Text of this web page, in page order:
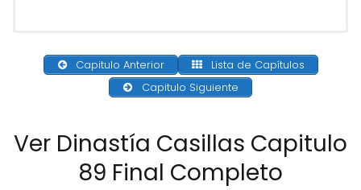
Capitulo Anterior
Lista de Capítulos
Capitulo Siguiente
Ver Dinastía Casillas Capitulo
89 Final Completo